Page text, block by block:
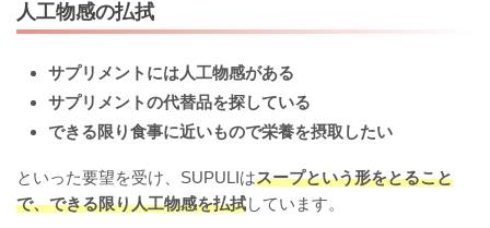
人工物感の払拭
サプリメントには人工物感がある
サプリメントの代替品を探している
できる限り食事に近いもので栄養を摂取したい
といった要望を受け、SUPULIはスープという形をとること
で、できる限り人工物感を払拭しています。